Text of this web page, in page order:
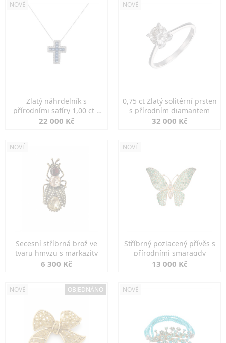
NOVÉ
Zlatý náhrdelník s
přírodními safíry 1,00 ct a
diamanty
22 000 Kč
NOVÉ
0,75 ct Zlatý solitérní prsten
s přírodním diamantem
32 000 Kč
NOVÉ
Secesní stříbrná brož ve
tvaru hmyzu s markazity
6 300 Kč
NOVÉ
Stříbrný pozlacený přívěs s
přírodními smaragdy
13 000 Kč
NOVÉ OBJEDNÁNO NOVÉ